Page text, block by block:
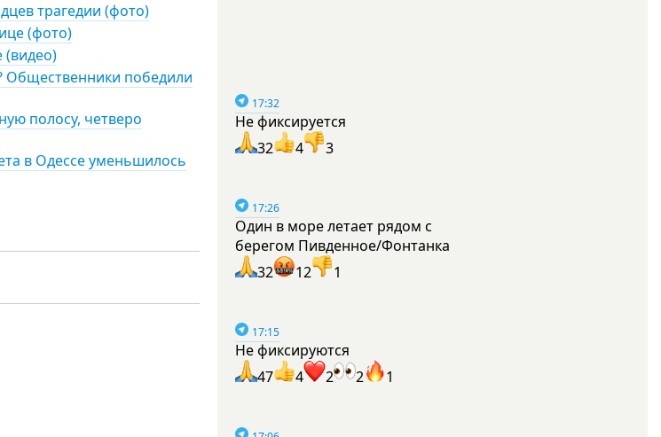
трагедии (фото)
(фото)
(видео)
Общественники победили
полосу, четверо
в Одессе уменьшилось
17:32
Не фиксируется
32
4 3
17:26
Один в море летает рядом с
берегом Пивденное/Фонтанка
32
12 1
17:15
Не фиксируются
47
4 2 2 1